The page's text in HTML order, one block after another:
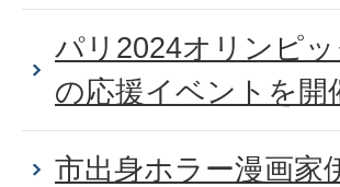
パリ2024オリンピ
の応援イベントを開
市出身ホラー漫画家